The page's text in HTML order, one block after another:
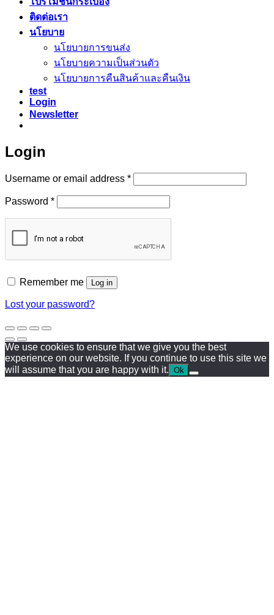
ติดต่อเรา
นโยบาย
นโยบายการขนส่ง
นโยบายความเป็นส่วนตัว
นโยบายการคืนสินค้าและคืนเงิน
test
Login
Newsletter
Login
Username or email address *Required
Password *Required
Remember me Log in
Lost your password?
We use cookies to ensure that we give you the best
experience on our website. If you continue to use this site we
will assume that you are happy with it. Ok